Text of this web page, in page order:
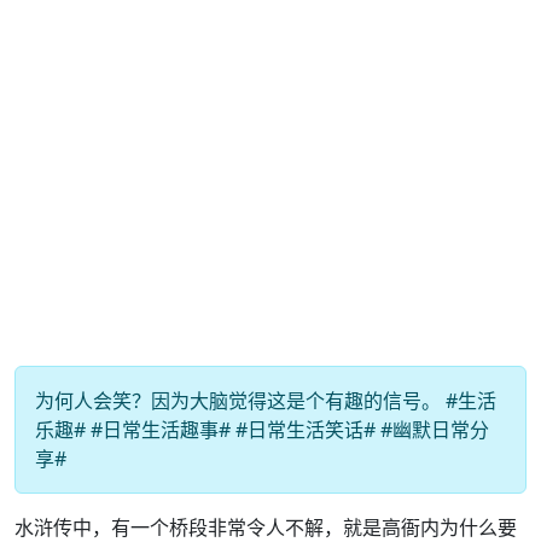
为何人会笑？因为大脑觉得这是个有趣的信号。 #生活
乐趣# #日常生活趣事# #日常生活笑话# #幽默日常分
享#
水浒传中，有一个桥段非常令人不解，就是高衙内为什么要